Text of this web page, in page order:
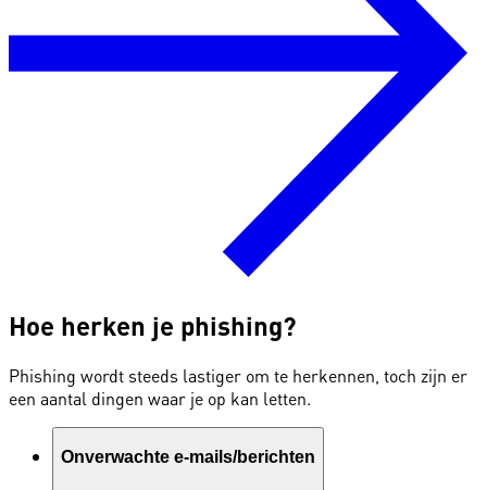
Hoe herken je phishing?
Phishing wordt steeds lastiger om te herkennen, toch zijn er
een aantal dingen waar je op kan letten.
Onverwachte e-mails/berichten